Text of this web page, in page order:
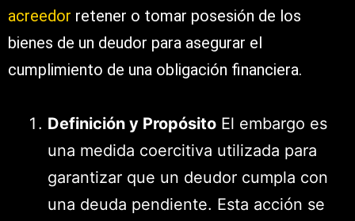
acreedor retener o tomar posesión de los
bienes de un deudor para asegurar el
cumplimiento de una obligación financiera.
Definición y Propósito El embargo es
una medida coercitiva utilizada para
garantizar que un deudor cumpla con
una deuda pendiente. Esta acción se